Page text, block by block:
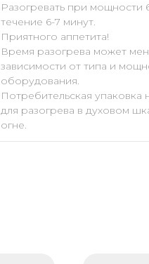
Разогревать при мощности
течение 6-7 минут.
Приятного аппетита!
Время разогрева может
зависимости от типа и
оборудования.
Потребительская упаковка
для разогрева в духовом
огне.